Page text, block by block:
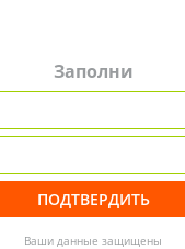
Заполни
Ваши данные защищены